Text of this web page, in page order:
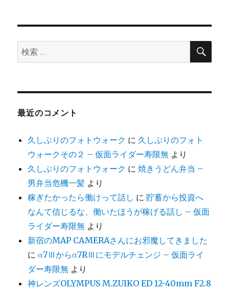
単
ム
り
比
べ
検
索:
検
最近のコメント
久しぶりのフォトウォーク に 久しぶりのフォト
ウォークその２ – 仮面ライダー寿限無 より
久しぶりのフォトウォーク に焼きうどん弁当 –
男弁当危機一髪 より
稼ぎたかったら働けって話し に 貯蓄から投資へ
なんて信じるな、働いたほうが稼げる話し – 仮面
ライダー寿限無 より
新宿のMAP CAMERAさんにお邪魔してきました
にα7Ⅲからα7RⅢにモデルチェンジ – 仮面ライ
ダー寿限無 より
神レンズOLYMPUS M.ZUIKO ED 12-40mm F2.8